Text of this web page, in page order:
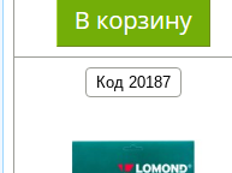
Код 20187